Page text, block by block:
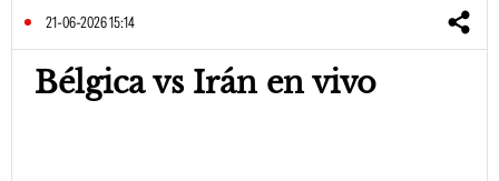
21-06-2026 15:14
Bélgica vs Irán en vivo